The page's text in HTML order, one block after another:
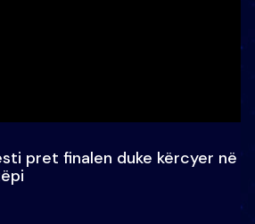
pret finalen duke kërcyer në